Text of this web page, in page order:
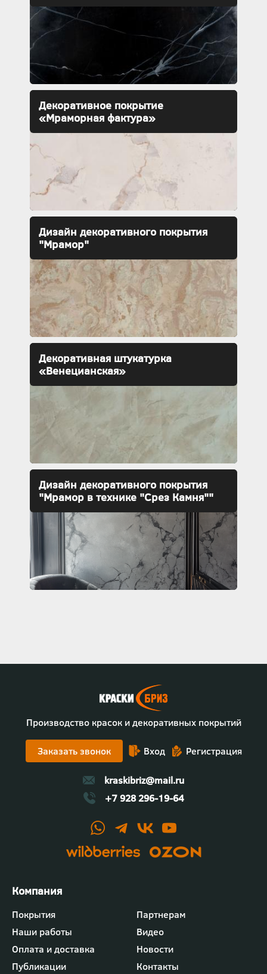
Декоративное покрытие
«Мраморная фактура»
Дизайн декоративного покрытия
"Мрамор"
Декоративная штукатурка
«Венецианская»
Дизайн декоративного покрытия
"Мрамор в технике "Срез Камня""
Производство красок и декоративных покрытий
Заказать звонок Вход Регистрация
kraskibriz@mail.ru
+7 928 296-19-64
Футер
-
меню
"Компания"
Покрытия
Партнерам
Наши работы
Видео
Оплата и доставка
Новости
Публикации
Контакты